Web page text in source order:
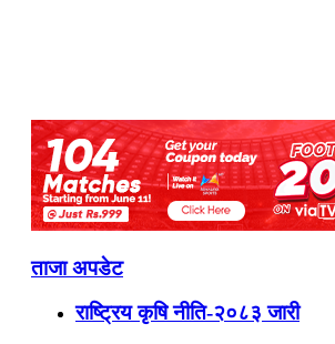
ताजा अपडेट
राष्ट्रिय कृषि नीति-२०८३ जारी